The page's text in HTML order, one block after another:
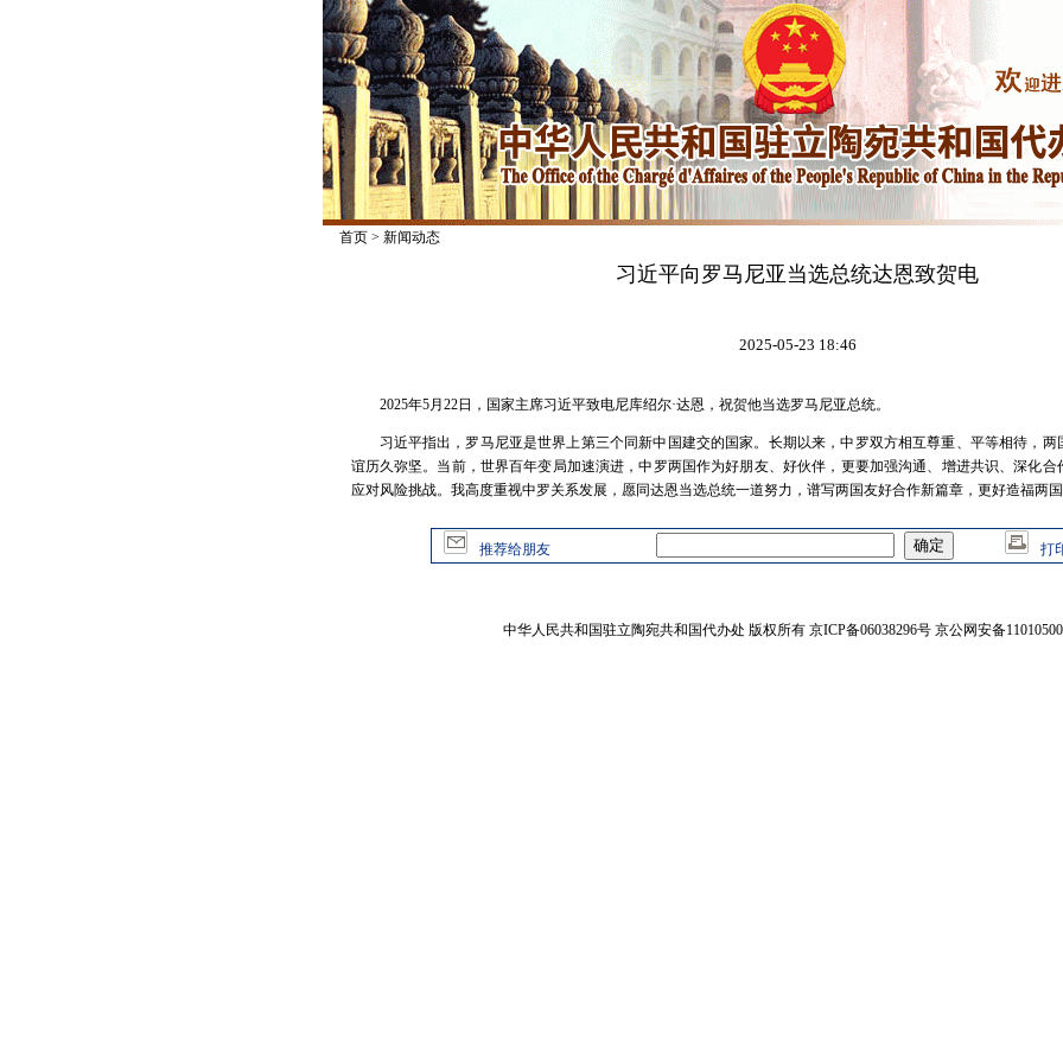
首页> 新闻动态
习近平向罗马尼亚当选总统达恩致贺电
2025-05-23 18:46
2025年5月22日，国家主席习近平致电尼库绍尔·达恩，祝贺他当选罗马尼亚总统。
习近平指出，罗马尼亚是世界上第三个同新中国建交的国家。长期以来，中罗双方相互尊重、平等相待，
谊历久弥坚。当前，世界百年变局加速演进，中罗两国作为好朋友、好伙伴，更要加强沟通、增进共识、深化
应对风险挑战。我高度重视中罗关系发展，愿同达恩当选总统一道努力，谱写两国友好合作新篇章，更好造福两国
推荐给朋友 打
中华人民共和国驻立陶宛共和国代办处 版权所有 京ICP备06038296号 京公网安备